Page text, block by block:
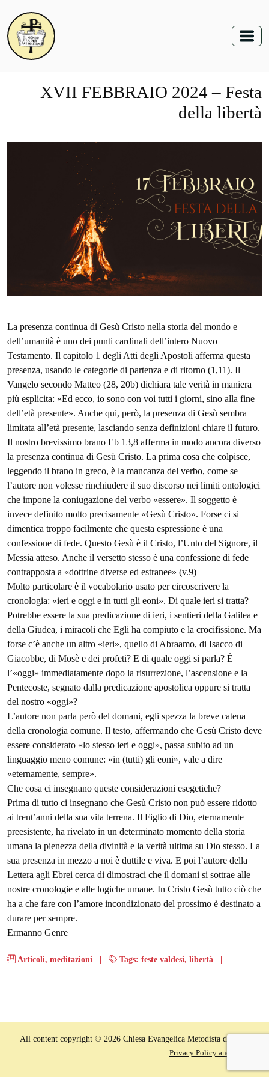
XVII FEBBRAIO 2024 – Festa
della libertà
La presenza continua di Gesù Cristo nella storia del mondo e
dell’umanità è uno dei punti cardinali dell’intero Nuovo
Testamento. Il capitolo 1 degli Atti degli Apostoli afferma questa
presenza, usando le categorie di partenza e di ritorno (1,11). Il
Vangelo secondo Matteo (28, 20b) dichiara tale verità in maniera
più esplicita: «Ed ecco, io sono con voi tutti i giorni, sino alla fine
dell’età presente». Anche qui, però, la presenza di Gesù sembra
limitata all’età presente, lasciando senza definizioni chiare il futuro.
Il nostro brevissimo brano Eb 13,8 afferma in modo ancora diverso
la presenza continua di Gesù Cristo. La prima cosa che colpisce,
leggendo il brano in greco, è la mancanza del verbo, come se
l’autore non volesse rinchiudere il suo discorso nei limiti ontologici
che impone la coniugazione del verbo «essere». Il soggetto è
invece definito molto precisamente «Gesù Cristo». Forse ci si
dimentica troppo facilmente che questa espressione è una
confessione di fede. Questo Gesù è il Cristo, l’Unto del Signore, il
Messia atteso. Anche il versetto stesso è una confessione di fede
contrapposta a «dottrine diverse ed estranee» (v.9)
Molto particolare è il vocabolario usato per circoscrivere la
cronologia: «ieri e oggi e in tutti gli eoni». Di quale ieri si tratta?
Potrebbe essere la sua predicazione di ieri, i sentieri della Galilea e
della Giudea, i miracoli che Egli ha compiuto e la crocifissione. Ma
forse c’è anche un altro «ieri», quello di Abraamo, di Isacco di
Giacobbe, di Mosè e dei profeti? E di quale oggi si parla? È
l’«oggi» immediatamente dopo la risurrezione, l’ascensione e la
Pentecoste, segnato dalla predicazione apostolica oppure si tratta
del nostro «oggi»?
L’autore non parla però del domani, egli spezza la breve catena
della cronologia comune. Il testo, affermando che Gesù Cristo deve
essere considerato «lo stesso ieri e oggi», passa subito ad un
linguaggio meno comune: «in (tutti) gli eoni», vale a dire
«eternamente, sempre».
Che cosa ci insegnano queste considerazioni esegetiche?
Prima di tutto ci insegnano che Gesù Cristo non può essere ridotto
ai trent’anni della sua vita terrena. Il Figlio di Dio, eternamente
preesistente, ha rivelato in un determinato momento della storia
umana la pienezza della divinità e la verità ultima su Dio stesso. La
sua presenza in mezzo a noi è duttile e viva. E poi l’autore della
Lettera agli Ebrei cerca di dimostraci che il domani si sottrae alle
nostre cronologie e alle logiche umane. In Cristo Gesù tutto ciò che
ha a che fare con l’amore incondizionato del prossimo è destinato a
durare per sempre.
Ermanno Genre
Articoli, meditazioni | Tags: feste valdesi, libertà |
All content copyright © 2026 Chiesa Evangelica Metodista di Terni
Privacy Policy and Cookies